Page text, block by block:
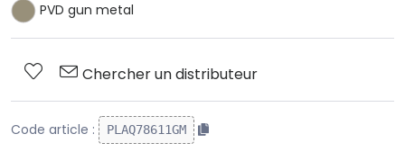
PVD gun metal
Chercher un distributeur
Code article : PLAQ78611GM